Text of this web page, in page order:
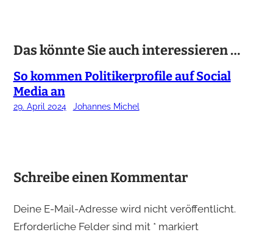
Das könnte Sie auch interessieren …
So kommen Politikerprofile auf Social
Media an
29. April 2024 Johannes Michel
Schreibe einen Kommentar
Deine E-Mail-Adresse wird nicht veröffentlicht.
Erforderliche Felder sind mit *markiert